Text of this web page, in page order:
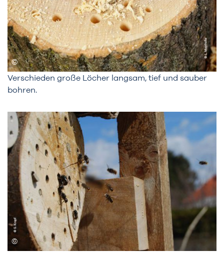
Verschieden große Löcher langsam, tief und sauber
bohren.